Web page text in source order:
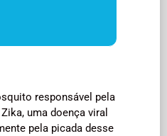
responsável pela
uma doença viral
pela picada desse